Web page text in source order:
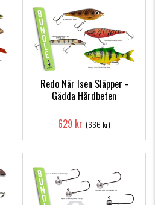
Redo När Isen Släpper -
Gädda Hårdbeten
629 kr (666 kr)